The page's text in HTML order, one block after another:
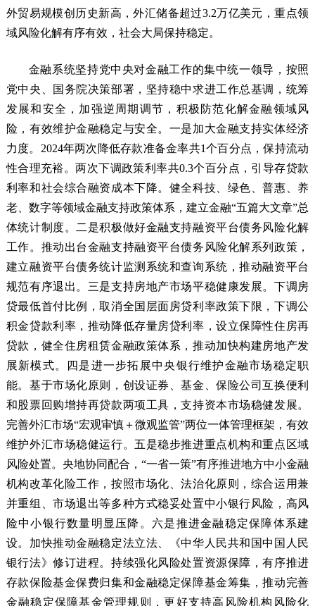
外贸易规模创历史新高，外汇储备超过3.2万亿美元，重点领
域风险化解有序有效，社会大局保持稳定。
金融系统坚持党中央对金融工作的集中统一领导，按照
党中央、国务院决策部署，坚持稳中求进工作总基调，统筹
发展和安全，加强逆周期调节，积极防范化解金融领域风
险，有效维护金融稳定与安全。一是加大金融支持实体经济
力度。2024年两次降低存款准备金率共1个百分点，保持流动
性合理充裕。两次下调政策利率共0.3个百分点，引导存贷款
利率和社会综合融资成本下降。健全科技、绿色、普惠、养
老、数字等领域金融支持政策体系，建立金融“五篇大文章”总
体统计制度。二是积极做好金融支持融资平台债务风险化解
工作。推动出台金融支持融资平台债务风险化解系列政策，
建立融资平台债务统计监测系统和查询系统，推动融资平台
规范有序退出。三是支持房地产市场平稳健康发展。下调房
贷最低首付比例，取消全国层面房贷利率政策下限，下调公
积金贷款利率，推动降低存量房贷利率，设立保障性住房再
贷款，健全住房租赁金融政策体系，推动加快构建房地产发
展新模式。四是进一步拓展中央银行维护金融市场稳定职
能。基于市场化原则，创设证券、基金、保险公司互换便利
和股票回购增持再贷款两项工具，支持资本市场稳健发展。
完善外汇市场“宏观审慎＋微观监管”两位一体管理框架，有效
维护外汇市场稳健运行。五是稳步推进重点机构和重点区域
风险处置。央地协同配合，“一省一策”有序推进地方中小金融
机构改革化险工作，按照市场化、法治化原则，综合运用兼
并重组、市场退出等多种方式稳妥处置中小银行风险，高风
险中小银行数量明显压降。六是推进金融稳定保障体系建
设。加快推动金融稳定法立法、《中华人民共和国中国人民
银行法》修订进程。持续强化风险处置资源保障，有序推进
存款保险基金保费归集和金融稳定保障基金筹集，推动完善
金融稳定保障基金管理规则，更好支持高风险机构风险化